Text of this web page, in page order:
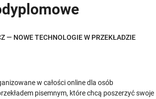
— NOWE TECHNOLOGIE W PRZEKŁADZIE
w całości online dla osób
pisemnym, które chcą poszerzyć swoje